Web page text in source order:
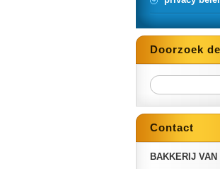
Doorzoek
Contact
BAKKERIJ VAN